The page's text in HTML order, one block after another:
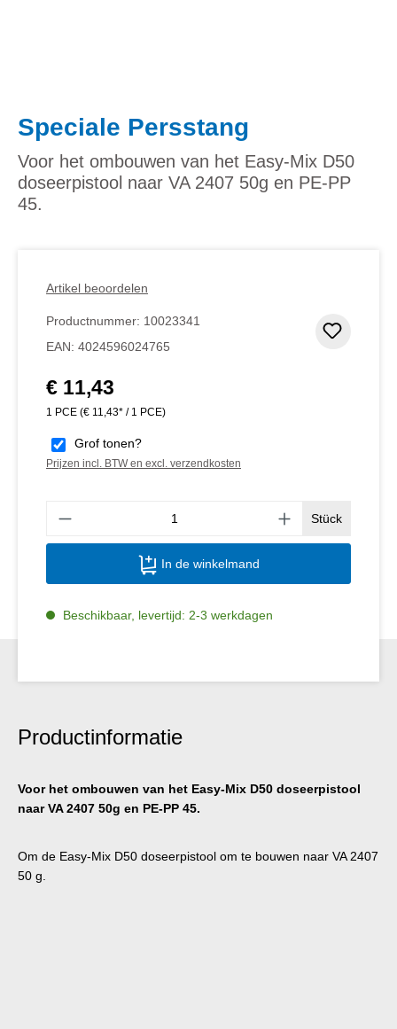
Speciale Persstang
Voor het ombouwen van het Easy-Mix D50
doseerpistool naar VA 2407 50g en PE-PP
45.
Artikel beoordelen
Productnummer: 10023341
EAN: 4024596024765
Normale prijs:
€ 11,43
1 PCE (€ 11,43* / 1 PCE)
Grof tonen?
Prijzen incl. BTW en excl. verzendkosten
Stück
In de winkelmand
Beschikbaar, levertijd: 2-3 werkdagen
Productinformatie
Voor het ombouwen van het Easy-Mix D50 doseerpistool
naar VA 2407 50g en PE-PP 45.
Om de Easy-Mix D50 doseerpistool om te bouwen naar VA 2407
50 g.